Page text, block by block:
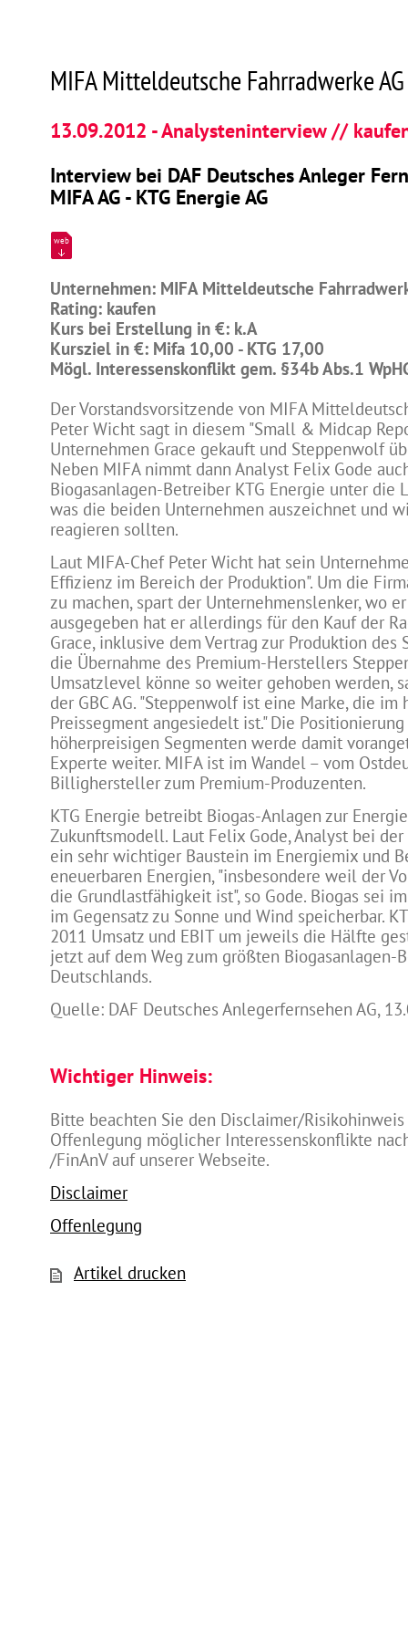
MIFA Mitteldeutsche Fahrradwerke AG
13.09.2012 - Analysteninterview //
Interview bei DAF Deutsches Anleger
MIFA AG - KTG Energie AG
web
Unternehmen: MIFA Mitteldeutsche
Rating: kaufen
Kurs bei Erstellung in €: k.A
Kursziel in €: Mifa 10,00 - KTG 17,00
Mögl. Interessenskonflikt gem. §34b Abs.1
Der Vorstandsvorsitzende von MIFA
Peter Wicht sagt in diesem "Small & Midcap
Unternehmen Grace gekauft und Steppenwolf
Neben MIFA nimmt dann Analyst Felix Gode
Biogasanlagen-Betreiber KTG Energie unter die
was die beiden Unternehmen auszeichnet und
reagieren sollten.
Laut MIFA-Chef Peter Wicht hat sein
Effizienz im Bereich der Produktion". Um die
zu machen, spart der Unternehmenslenker, wo
ausgegeben hat er allerdings für den Kauf der
Grace, inklusive dem Vertrag zur Produktion des
die Übernahme des Premium-Herstellers
Umsatzlevel könne so weiter gehoben werden,
der GBC AG. "Steppenwolf ist eine Marke, die im
Preissegment angesiedelt ist." Die
höherpreisigen Segmenten werde damit
Experte weiter. MIFA ist im Wandel – vom
Billighersteller zum Premium-Produzenten.
KTG Energie betreibt Biogas-Anlagen zur
Zukunftsmodell. Laut Felix Gode, Analyst bei der
ein sehr wichtiger Baustein im Energiemix und
eneuerbaren Energien, "insbesondere weil der
die Grundlastfähigkeit ist", so Gode. Biogas sei
im Gegensatz zu Sonne und Wind speicherbar.
2011 Umsatz und EBIT um jeweils die Hälfte
jetzt auf dem Weg zum größten Biogasanlagen-
Deutschlands.
Quelle: DAF Deutsches Anlegerfernsehen AG,
Wichtiger Hinweis:
Bitte beachten Sie den Disclaimer/
Offenlegung möglicher Interessenskonflikte
/FinAnV auf unserer Webseite.
Disclaimer
Offenlegung
Artikel drucken